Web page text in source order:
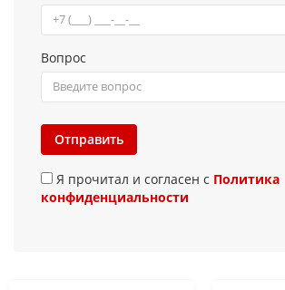
Вопрос
Отправить
Я прочитал и согласен с Политика
конфиденциальности